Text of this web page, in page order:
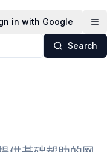
in with Google
Search